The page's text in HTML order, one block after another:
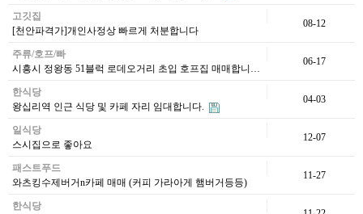
고깃집
[천안파격가]개인사정상 빠르게 처분합니다
08-12
주류/호프/빠
시흥시 정왕동 51블럭 로데오거리 초입 호프집 매매합니…
06-17
한식당
왕십리역 인근 식당 및 카페 자리 임대합니다.
04-03
일식당
스시집으로 좋아요
12-07
패스트푸드
와츠킹수제버거n카페 매매 (커피 가라아게 햄버거등등)
11-27
한식당